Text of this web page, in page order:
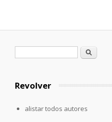
Formulario de búsqueda
Buscar
Revolver
alistar todos autores